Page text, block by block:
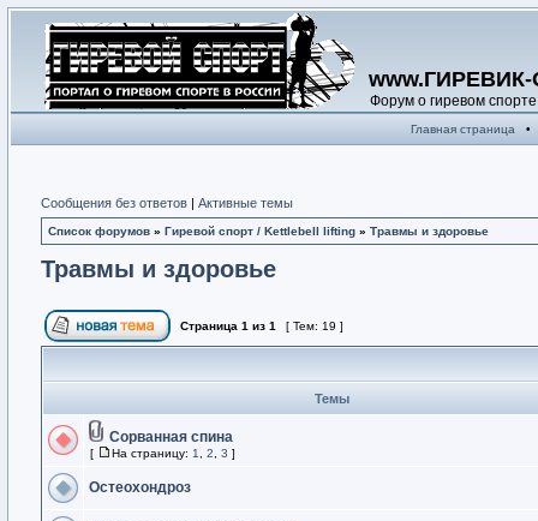
Форум о гиревом спорте
Главная страница •
Сообщения без ответов | Активные темы
Список форумов » Гиревой спорт / Kettlebell lifting » Травмы и здоровье
Травмы и здоровье
Страница 1 из 1 [ Тем: 19 ]
Темы
Сорванная спина
[ На страницу: 1 2 3 ]
Остеохондроз